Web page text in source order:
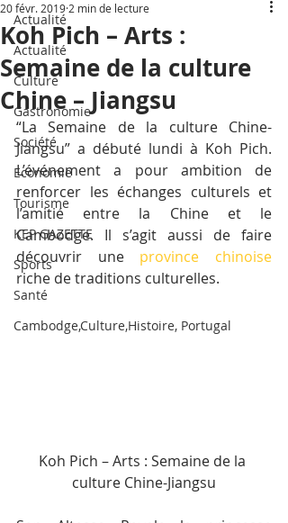
Actualité
Actualité
Culture
Gastronomie
Société
Economie
Tourisme
KEP GAZETTE
Sports
Santé
Cambodge,Culture,Histoire, Portugal
Koh Pich – Arts :
Semaine de la culture
Chine – Jiangsu
20 févr. 2019 2 min de lecture
“La Semaine de la culture Chine-
Jiangsu” a débuté lundi à Koh Pich.
L’événement a pour ambition de
renforcer les échanges culturels et
l’amitié entre la Chine et le
Cambodge. Il s’agit aussi de faire
découvrir une province chinoise
riche de traditions culturelles.
Koh Pich – Arts : Semaine de la
culture Chine-Jiangsu